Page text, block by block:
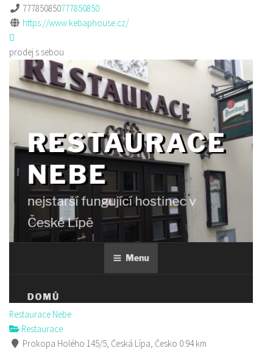
777850850777850850
https://www.kebaphouse.cz/
prodej s sebou
Restaurace Nebe
Restaurace
Prokopa Holého 145/5, Česká Lípa, Česko 0.94 km